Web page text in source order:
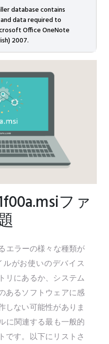
database contains
data required to
Office OneNote
2007.
ファ
エラーの様々な種類が
ルがお使いのデバイス
リにあるか、システム
あるソフトウェアに感
しない可能性がありま
に関連する最も一般的
です。以下にリストさ